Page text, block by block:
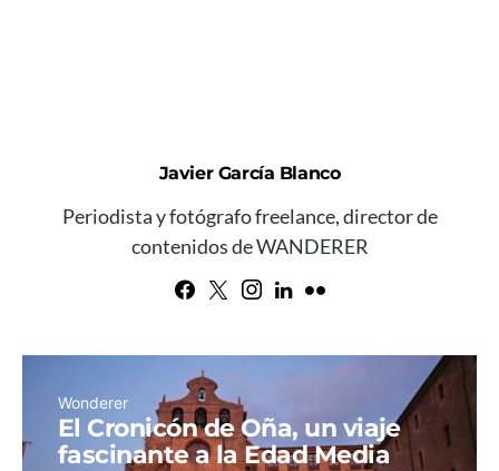
Javier García Blanco
Periodista y fotógrafo freelance, director de
contenidos de WANDERER
Wonderer
El Cronicón de Oña, un viaje
fascinante a la Edad Media